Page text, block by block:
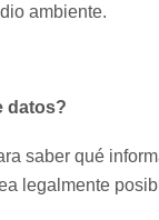
ambiente.
datos?
saber qué
legalmente